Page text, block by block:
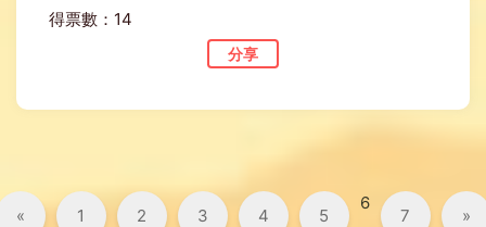
得票數：14
分享
« 1 2 3 4 5
6
7 »